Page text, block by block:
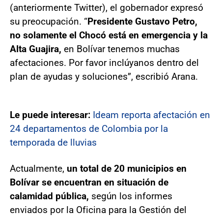
(anteriormente Twitter), el gobernador expresó
su preocupación. “Presidente Gustavo Petro,
no solamente el Chocó está en emergencia y la
Alta Guajira, en Bolívar tenemos muchas
afectaciones. Por favor inclúyanos dentro del
plan de ayudas y soluciones”, escribió Arana.
Le puede interesar: Ideam reporta afectación en
24 departamentos de Colombia por la
temporada de lluvias
Actualmente, un total de 20 municipios en
Bolívar se encuentran en situación de
calamidad pública, según los informes
enviados por la Oficina para la Gestión del